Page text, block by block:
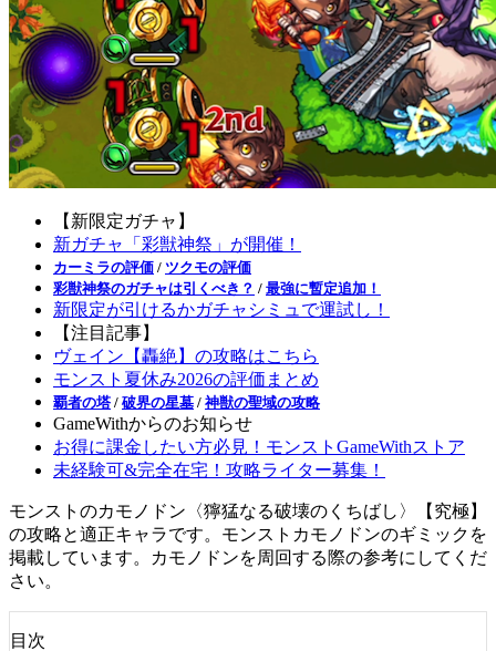
【新限定ガチャ】
新ガチャ「彩獣神祭」が開催！
カーミラの評価 / ツクモの評価
彩獣神祭のガチャは引くべき？ / 最強に暫定追加！
新限定が引けるかガチャシミュで運試し！
【注目記事】
ヴェイン【轟絶】の攻略はこちら
モンスト夏休み2026の評価まとめ
覇者の塔 / 破界の星墓 / 神獣の聖域の攻略
GameWithからのお知らせ
お得に課金したい方必見！モンストGameWithストア
未経験可&完全在宅！攻略ライター募集！
モンストのカモノドン〈獰猛なる破壊のくちばし〉【究極】
の攻略と適正キャラです。モンストカモノドンのギミックを
掲載しています。カモノドンを周回する際の参考にしてくだ
さい。
目次